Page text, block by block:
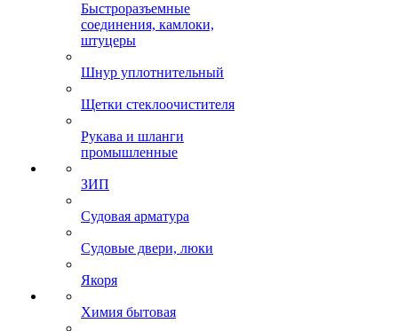
Быстроразъемные
соединения, камлоки,
штуцеры
Шнур уплотнительный
Щетки стеклоочистителя
Рукава и шланги
промышленные
ЗИП
Судовая арматура
Судовые двери, люки
Якоря
Химия бытовая